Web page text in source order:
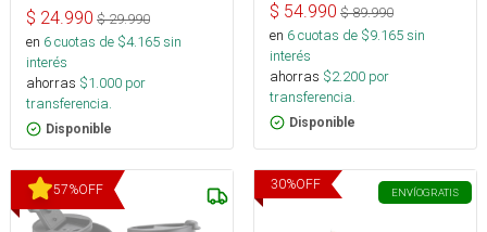
$ 24.990 $29.990
en 6cuotas de $4.165sin
interés
ahorras $1.000 por
transferencia.
Disponible
$ 54.990 $89.990
en 6cuotas de $9.165sin
interés
ahorras $2.200 por
transferencia.
Disponible
57%OFF 30%OFF
ENVÍOGRATIS